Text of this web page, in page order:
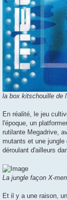
la box kitschouille de
En réalité, le jeu
l'époque, un
rutilante Megadrive,
mutants et une
déroulant d'ailleurs
La jungle façon X-men
Et il y a une raison,